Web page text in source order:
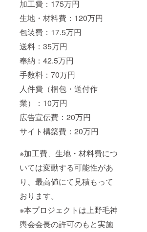
加工費：175万円
生地・材料費：120万円
包装費：17.5万円
送料：35万円
奉納：42.5万円
手数料：70万円
人件費（梱包・送付作
業）：10万円
広告宣伝費：20万円
サイト構築費：20万円
※加工費、生地・材料費につ
いては変動する可能性があ
り、最高値にて見積もって
おります。
※本プロジェクトは上野毛神
輿会会長の許可のもと実施